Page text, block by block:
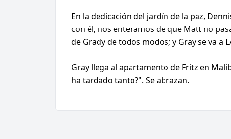
En la dedicación del jardín de la paz,
con él; nos enteramos de que Matt no
de Grady de todos modos; y Gray se va a
Gray llega al apartamento de Fritz en
ha tardado tanto?". Se abrazan.